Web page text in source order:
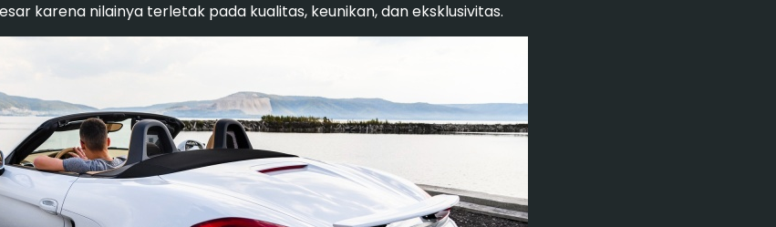
karena nilainya terletak pada kualitas, keunikan, dan eksklusivitas.